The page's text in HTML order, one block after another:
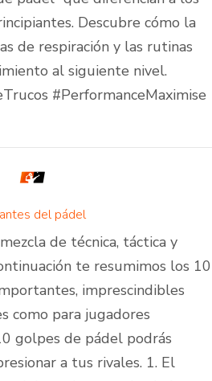
Descubre cómo la
de respiración y las rutinas
al siguiente nivel.
#PerformanceMaximise
del pádel
de técnica, táctica y
te resumimos los 10
imprescindibles
como para jugadores
golpes de pádel podrás
a tus rivales. 1. El